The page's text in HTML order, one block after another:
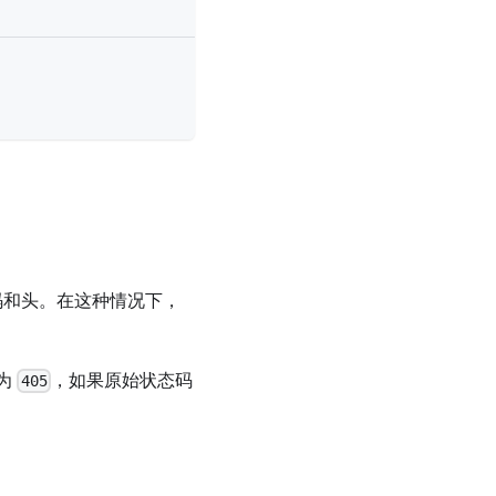
头。在这种情况下，
405，如果原始状态码